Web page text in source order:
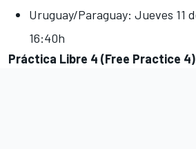
Uruguay/Paraguay: Jueves 11
16:40h
Práctica Libre 4 (Free Practice 4)